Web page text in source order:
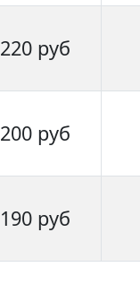
220 руб
200 руб
190 руб